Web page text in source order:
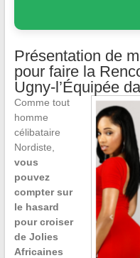
Présentation de
pour faire la
Ugny-l’Équipée
Comme tout
homme
célibataire
Nordiste,
vous
pouvez
compter sur
le hasard
pour croiser
de Jolies
Africaines